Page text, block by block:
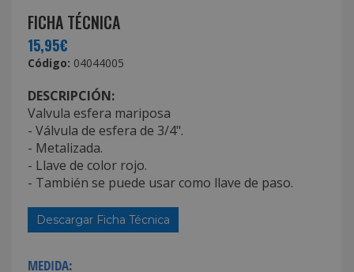
FICHA TÉCNICA
15,95€
Código: 04044005
DESCRIPCIÓN:
Valvula esfera mariposa
- Válvula de esfera de 3/4".
- Metalizada.
- Llave de color rojo.
- También se puede usar como llave de paso.
Descargar Ficha Técnica
MEDIDA: